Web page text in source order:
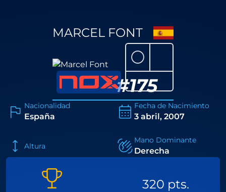
MARCEL FONT
#175
⚪
Nacionalidad
España
Fecha de Nacimiento
3 abril, 2007
Altura
Mano Dominante
Derecha
320 pts.